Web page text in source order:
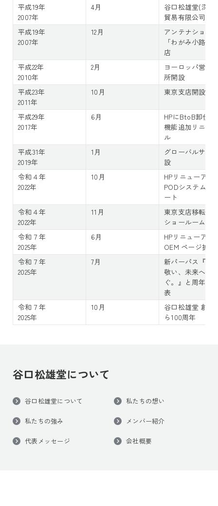
平成19年
2007年
4月
谷口松雄堂(深セ
貿易有限公司を
平成19年
2007年
12月
アンテナショッ
「わがみ小路」
店
平成22年
2010年
2月
ヨーロッパ営業
所開設
平成23年
2011年
10月 東京支店開設
平成29年
2017年
6月
HPにBtoB卸仕
機能追加リニュ
ル
平成31年
2019年
1月
グローバルサイ
設
令和４年
2022年
10月
HPリニューア
PODシステムス
ート
令和４年
2022年
11月
東京支店移転（
ショールーム併
令和７年
2025年
6月
HPリニューア
OEM ページ拡充
令和７年
2025年
7月
新パーパス『文
敬い、未来へつ
ぐ。』と周年ロ
表
令和７年
2025年
10月
谷口松雄堂 創業
ら100周年
谷口松雄堂について
谷口松雄堂について 私たちの想い
私たちの強み メンバー紹介
代表メッセージ 会社概要